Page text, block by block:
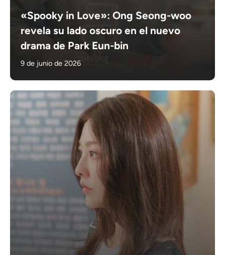
«Spooky in Love»: Ong Seong-woo
revela su lado oscuro en el nuevo
drama de Park Eun-bin
9 de junio de 2026